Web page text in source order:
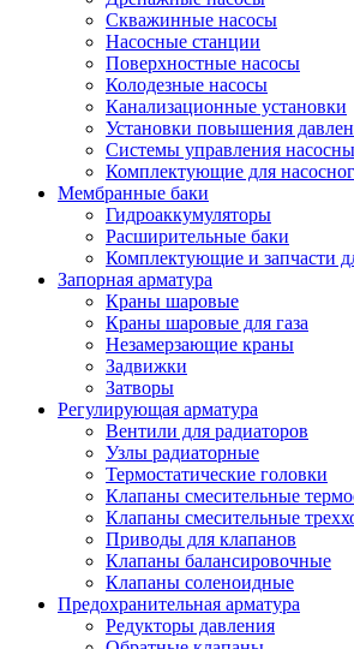
Скважинные насосы
Насосные станции
Поверхностные насосы
Колодезные насосы
Канализационные установки
Установки повышения
Системы управления
Комплектующие для
Мембранные баки
Гидроаккумуляторы
Расширительные баки
Комплектующие и запчасти
Запорная арматура
Краны шаровые
Краны шаровые для газа
Незамерзающие краны
Задвижки
Затворы
Регулирующая арматура
Вентили для радиаторов
Узлы радиаторные
Термостатические головки
Клапаны смесительные
Клапаны смесительные
Приводы для клапанов
Клапаны балансировочные
Клапаны соленоидные
Предохранительная арматура
Редукторы давления